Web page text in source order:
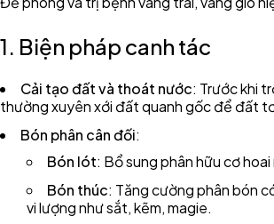
1. Biện pháp canh tác
Cải tạo đất và thoát nước: Trước khi
thường xuyên xới đất quanh gốc để đất
Bón phân cân đối:
Bón lót: Bổ sung phân hữu cơ
Bón thúc: Tăng cường phân bón
vi lượng như sắt, kẽm, magie.